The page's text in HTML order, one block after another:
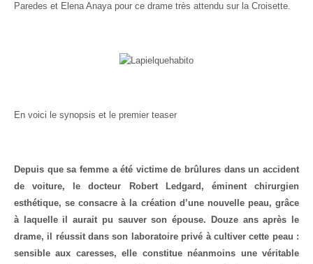
Paredes et Elena Anaya pour ce drame très attendu sur la Croisette.
En voici le synopsis et le premier teaser
Depuis que sa femme a été victime de brûlures dans un accident
de voiture, le docteur Robert Ledgard, éminent chirurgien
esthétique, se consacre à la création d’une nouvelle peau, grâce
à laquelle il aurait pu sauver son épouse. Douze ans après le
drame, il réussit dans son laboratoire privé à cultiver cette peau :
sensible aux caresses, elle constitue néanmoins une véritable